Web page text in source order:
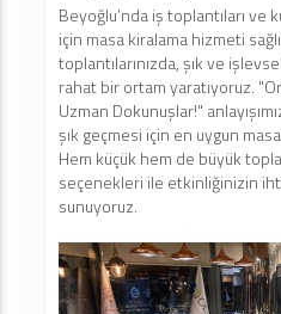
Beyoğlu’nda iş toplantıları
için masa kiralama hizmeti
toplantılarınızda, şık ve
rahat bir ortam yaratıyoruz.
Uzman Dokunuşlar!"
şık geçmesi için en uygun
Hem küçük hem de büyük
seçenekleri ile etkinliğinizin
sunuyoruz.